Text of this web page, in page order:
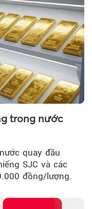
trong nước
quay đầu
SJC và các
đồng/lượng.